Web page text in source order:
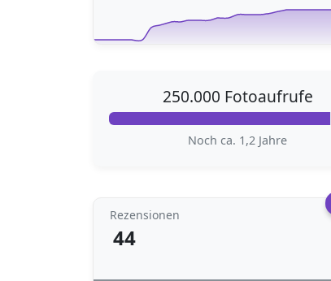
250.000 Fotoaufrufe
Noch ca. 1,2 Jahre
Rezensionen
44